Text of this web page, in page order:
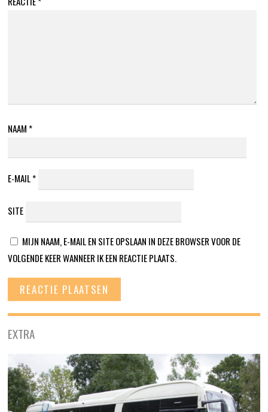
NAAM *
E-MAIL*
SITE
MIJN NAAM, E-MAIL EN SITE OPSLAAN IN DEZE BROWSER VOOR DE
VOLGENDE KEER WANNEER IK EEN REACTIE PLAATS.
EXTRA